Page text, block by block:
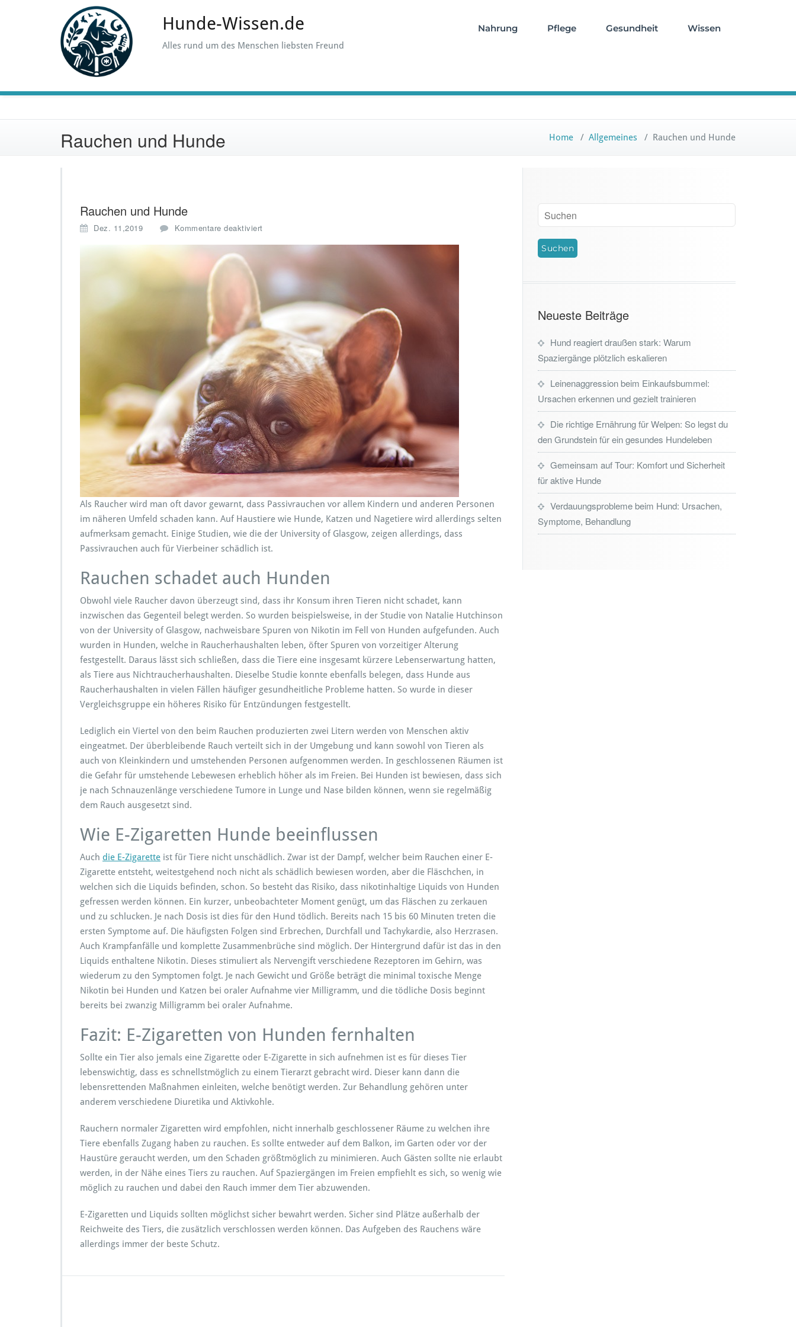
Hunde-Wissen.de
Alles rund um des Menschen liebsten Freund
Nahrung Pflege Gesundheit Wissen
Rauchen und Hunde Home / Allgemeines / Rauchen und Hunde
Rauchen und Hunde
Dez. 11,2019 Kommentare deaktiviert
c
h
n
u
n
d
H
u
n
e
Als Raucher wird man oft davor gewarnt, dass Passivrauchen vor allem Kindern und anderen Personen
im näheren Umfeld schaden kann. Auf Haustiere wie Hunde, Katzen und Nagetiere wird allerdings selten
aufmerksam gemacht. Einige Studien, wie die der University of Glasgow, zeigen allerdings, dass
Passivrauchen auch für Vierbeiner schädlich ist.
Rauchen schadet auch Hunden
Obwohl viele Raucher davon überzeugt sind, dass ihr Konsum ihren Tieren nicht schadet, kann
inzwischen das Gegenteil belegt werden. So wurden beispielsweise, in der Studie von Natalie Hutchinson
von der University of Glasgow, nachweisbare Spuren von Nikotin im Fell von Hunden aufgefunden. Auch
wurden in Hunden, welche in Raucherhaushalten leben, öfter Spuren von vorzeitiger Alterung
festgestellt. Daraus lässt sich schließen, dass die Tiere eine insgesamt kürzere Lebenserwartung hatten,
als Tiere aus Nichtraucherhaushalten. Dieselbe Studie konnte ebenfalls belegen, dass Hunde aus
Raucherhaushalten in vielen Fällen häufiger gesundheitliche Probleme hatten. So wurde in dieser
Vergleichsgruppe ein höheres Risiko für Entzündungen festgestellt.
Lediglich ein Viertel von den beim Rauchen produzierten zwei Litern werden von Menschen aktiv
eingeatmet. Der überbleibende Rauch verteilt sich in der Umgebung und kann sowohl von Tieren als
auch von Kleinkindern und umstehenden Personen aufgenommen werden. In geschlossenen Räumen ist
die Gefahr für umstehende Lebewesen erheblich höher als im Freien. Bei Hunden ist bewiesen, dass sich
je nach Schnauzenlänge verschiedene Tumore in Lunge und Nase bilden können, wenn sie regelmäßig
dem Rauch ausgesetzt sind.
Wie E-Zigaretten Hunde beeinflussen
Auch die E-Zigarette ist für Tiere nicht unschädlich. Zwar ist der Dampf, welcher beim Rauchen einer E-
Zigarette entsteht, weitestgehend noch nicht als schädlich bewiesen worden, aber die Fläschchen, in
welchen sich die Liquids befinden, schon. So besteht das Risiko, dass nikotinhaltige Liquids von Hunden
gefressen werden können. Ein kurzer, unbeobachteter Moment genügt, um das Fläschen zu zerkauen
und zu schlucken. Je nach Dosis ist dies für den Hund tödlich. Bereits nach 15 bis 60 Minuten treten die
ersten Symptome auf. Die häufigsten Folgen sind Erbrechen, Durchfall und Tachykardie, also Herzrasen.
Auch Krampfanfälle und komplette Zusammenbrüche sind möglich. Der Hintergrund dafür ist das in den
Liquids enthaltene Nikotin. Dieses stimuliert als Nervengift verschiedene Rezeptoren im Gehirn, was
wiederum zu den Symptomen folgt. Je nach Gewicht und Größe beträgt die minimal toxische Menge
Nikotin bei Hunden und Katzen bei oraler Aufnahme vier Milligramm, und die tödliche Dosis beginnt
bereits bei zwanzig Milligramm bei oraler Aufnahme.
Fazit: E-Zigaretten von Hunden fernhalten
Sollte ein Tier also jemals eine Zigarette oder E-Zigarette in sich aufnehmen ist es für dieses Tier
lebenswichtig, dass es schnellstmöglich zu einem Tierarzt gebracht wird. Dieser kann dann die
lebensrettenden Maßnahmen einleiten, welche benötigt werden. Zur Behandlung gehören unter
anderem verschiedene Diuretika und Aktivkohle.
Rauchern normaler Zigaretten wird empfohlen, nicht innerhalb geschlossener Räume zu we lchen ihre
Tiere ebenfalls Zugang haben zu rauchen. Es sollte entweder auf dem Balkon, im Garten oder vor der
Haustüre geraucht werden, um den Schaden größtmöglich zu minimieren. Auch Gästen sollte nie erlaubt
werden, in der Nähe eines Tiers zu rauchen. Auf Spaziergängen im Freien empfiehlt es sich, so wenig wie
möglich zu rauchen und dabei den Rauch immer dem Tier abzuwenden.
E-Zigaretten und Liquids sollten möglichst sicher bewahrt werden. Sicher sind Plätze außerhalb der
Reichweite des Tiers, die zusätzlich verschlossen werden können. Das Aufgeben des Rauchens wäre
allerdings immer der beste Schutz.
Neueste Beiträge
Hund reagiert draußen stark: Warum
Spaziergänge plötzlich eskalieren
Leinenaggression beim Einkaufsbummel:
Ursachen erkennen und gezielt trainieren
Die richtige Ernährung für Welpen: So legst du
den Grundstein für ein gesundes Hundeleben
Gemeinsam auf Tour: Komfort und Sicherheit
für aktive Hunde
Verdauungsprobleme beim Hund: Ursachen,
Symptome, Behandlung